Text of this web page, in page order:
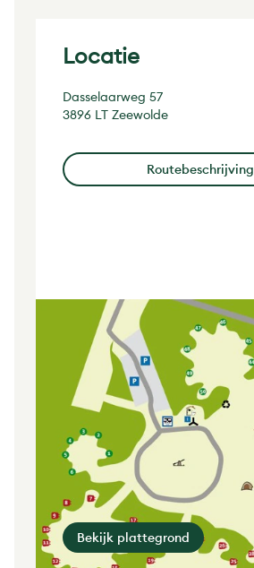
Locatie
Dasselaarweg 57
3896 LT Zeewolde
Routebeschrijving
Bekijk plattegrond